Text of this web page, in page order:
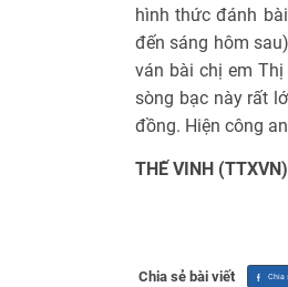
hình thức đánh
đến sáng hôm
ván bài chị em
sòng bạc này rất
đồng. Hiện công
THẾ VINH (TTXVN)
Chia sẻ bài viết